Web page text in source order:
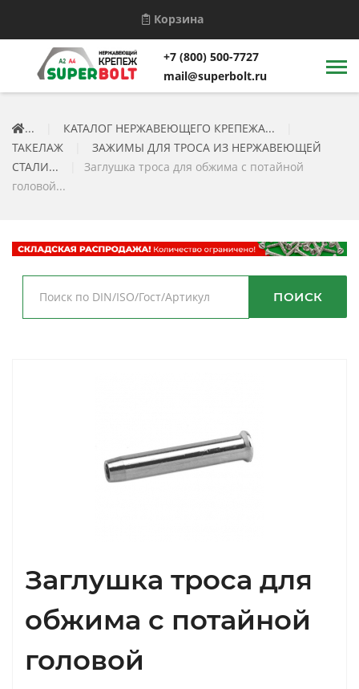
Корзина
+7 (800) 500-7727
mail@superbolt.ru
... КАТАЛОГ НЕРЖАВЕЮЩЕГО КРЕПЕЖА...
ТАКЕЛАЖ
ЗАЖИМЫ ДЛЯ ТРОСА ИЗ НЕРЖАВЕЮЩЕЙ
СТАЛИ...
Заглушка троса для обжима с потайной
головой...
ПОИСК
Заглушка троса для
обжима с потайной
головой